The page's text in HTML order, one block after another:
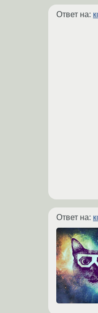
Ответ на:
Ответ на: